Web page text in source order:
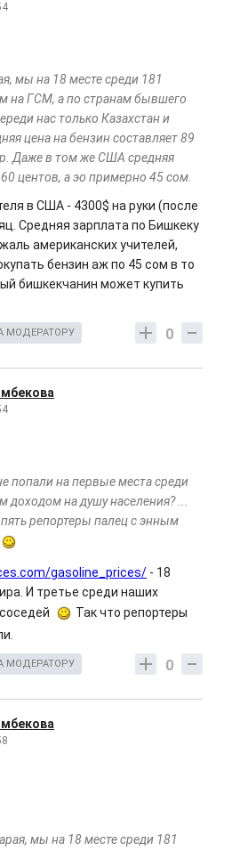
мы на 18 месте среди 181
на ГСМ, а по странам бывшего
нас только Казахстан и
цена на бензин составляет 89
Даже в том же США средняя
центов, а эо примерно 45 сом.
в США - 4300$ на руки (после
Средняя зарплата по Бишкеку
американских учителей,
бензин аж по 45 сом в то
бишкекчанин может купить
0
МОДЕРАТОРУ
попали на первые места среди
доходом на душу населения? ...
репортеры палец с энным
gasoline_prices/ - 18
И третье среди наших
Так что репортеры
0
МОДЕРАТОРУ
мы на 18 месте среди 181